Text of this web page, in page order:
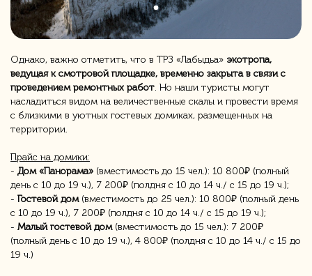
Однако, важно отметить, что в ТРЗ «Лабыдьа» экотропа,
ведущая к смотровой площадке, временно закрыта в связи с
проведением ремонтных работ. Но наши туристы могут
насладиться видом на величественные скалы и провести время
с близкими в уютных гостевых домиках, размещенных на
территории.
Прайс на домики:
- Дом «Панорама» (вместимость до 15 чел.): 10 800₽ (полный
день с 10 до 19 ч.), 7 200₽ (полдня с 10 до 14 ч./ с 15 до 19 ч.);
- Гостевой дом(вместимость до 25 чел.): 10 800₽ (полный день
с 10 до 19 ч.), 7 200₽ (полдня с 10 до 14 ч./ с 15 до 19 ч.);
- Малый гостевой дом(вместимость до 15 чел.): 7 200₽
(полный день с 10 до 19 ч.), 4 800₽ (полдня с 10 до 14 ч./ с 15 до
19 ч.)